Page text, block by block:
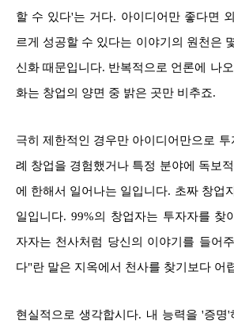
할 수 있다'는 거다. 아이디어만 좋다면
르게 성공할 수 있다는 이야기의 원천은
신화 때문입니다. 반복적으로 언론에 나
화는 창업의 양면 중 밝은 곳만 비추죠.
극히 제한적인 경우만 아이디어만으로
례 창업을 경험했거나 특정 분야에 독보
에 한해서 일어나는 일입니다. 초짜 창업
일입니다. 99%의 창업자는 투자자를 찾
자자는 천사처럼 당신의 이야기를 들어
다"란 말은 지옥에서 천사를 찾기보다 어
현실적으로 생각합시다. 내 능력을 '증명